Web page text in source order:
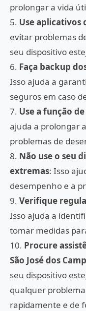
prolongar a vida
5. Use aplicativos
evitar problemas
seu dispositivo
6. Faça backup
Isso ajuda a
seguros em caso
7. Use a função
ajuda a prolongar
problemas de
8. Não use o seu
extremas: Isso
desempenho e a
9. Verifique
Isso ajuda a
tomar medidas
10. Procure
São José dos
seu dispositivo
qualquer
rapidamente e de